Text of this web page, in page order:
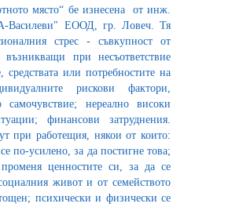
място“ бе изнесена от инж.
Василеви" ЕООД, гр. Ловеч. Тя
стрес - съвкупност от
при несъответствие
или потребностите на
рискови фактори,
нереално високи
финансови затруднения.
при работещия, някои от които:
по-усилено, за да постигне това;
ценностите си, за да се
живот и от семейството
психически и физически се